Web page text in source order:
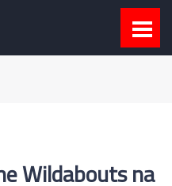
Wildabouts na